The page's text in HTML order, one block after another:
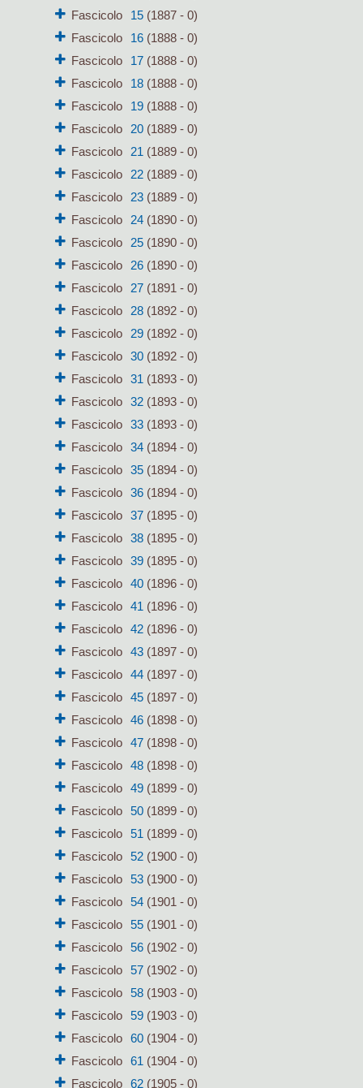
Fascicolo
15(1887 - 0)
Fascicolo
16(1888 - 0)
Fascicolo
17(1888 - 0)
Fascicolo
18(1888 - 0)
Fascicolo
19(1888 - 0)
Fascicolo
20(1889 - 0)
Fascicolo
21 (1889 - 0)
Fascicolo
22(1889 - 0)
Fascicolo
23(1889 - 0)
Fascicolo
24(1890 - 0)
Fascicolo
25(1890 - 0)
Fascicolo
26(1890 - 0)
Fascicolo
27(1891 - 0)
Fascicolo
28(1892 - 0)
Fascicolo
29(1892 - 0)
Fascicolo
30(1892 - 0)
Fascicolo
31 (1893 - 0)
Fascicolo
32(1893 - 0)
Fascicolo
33(1893 - 0)
Fascicolo
34(1894 - 0)
Fascicolo
35(1894 - 0)
Fascicolo
36(1894 - 0)
Fascicolo
37(1895 - 0)
Fascicolo
38(1895 - 0)
Fascicolo
39(1895 - 0)
Fascicolo
40(1896 - 0)
Fascicolo
41 (1896 - 0)
Fascicolo
42(1896 - 0)
Fascicolo
43(1897 - 0)
Fascicolo
44(1897 - 0)
Fascicolo
45(1897 - 0)
Fascicolo
46(1898 - 0)
Fascicolo
47(1898 - 0)
Fascicolo
48(1898 - 0)
Fascicolo
49(1899 - 0)
Fascicolo
50(1899 - 0)
Fascicolo
51 (1899 - 0)
Fascicolo
52(1900 - 0)
Fascicolo
53(1900 - 0)
Fascicolo
54(1901 - 0)
Fascicolo
55(1901 - 0)
Fascicolo
56(1902 - 0)
Fascicolo
57(1902 - 0)
Fascicolo
58(1903 - 0)
Fascicolo
59(1903 - 0)
Fascicolo
60(1904 - 0)
Fascicolo
61 (1904 - 0)
Fascicolo
62(1905 - 0)